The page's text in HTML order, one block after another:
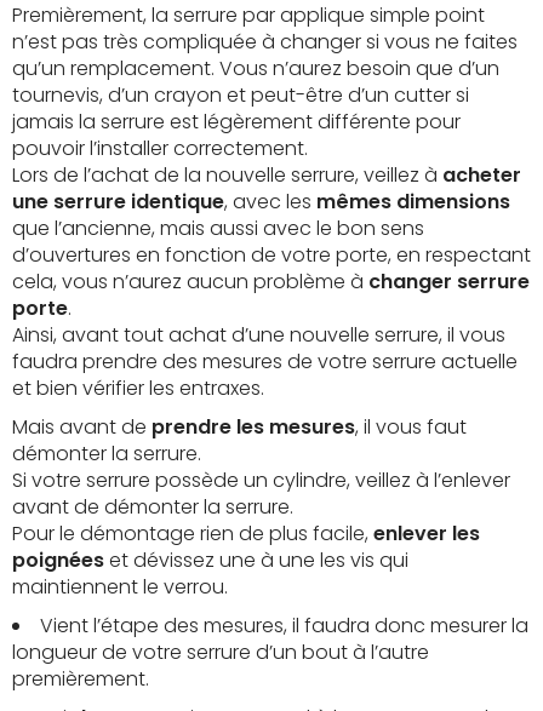
Premièrement, la serrure par applique simple point
n’est pas très compliquée à changer si vous ne faites
qu’un remplacement. Vous n’aurez besoin que d’un
tournevis, d’un crayon et peut-être d’un cutter si
jamais la serrure est légèrement différente pour
pouvoir l’installer correctement.
Lors de l’achat de la nouvelle serrure, veillez à acheter
une serrure identique, avec les mêmes dimensions
que l’ancienne, mais aussi avec le bon sens
d’ouvertures en fonction de votre porte, en respectant
cela, vous n’aurez aucun problème à changer serrure
porte.
Ainsi, avant tout achat d’une nouvelle serrure, il vous
faudra prendre des mesures de votre serrure actuelle
et bien vérifier les entraxes.
Mais avant de prendre les mesures, il vous faut
démonter la serrure.
Si votre serrure possède un cylindre, veillez à l’enlever
avant de démonter la serrure.
Pour le démontage rien de plus facile, enlever les
poignéeset dévissez une à une les vis qui
maintiennent le verrou.
Vient l’étape des mesures, il faudra donc mesurer la
longueur de votre serrure d’un bout à l’autre
premièrement.